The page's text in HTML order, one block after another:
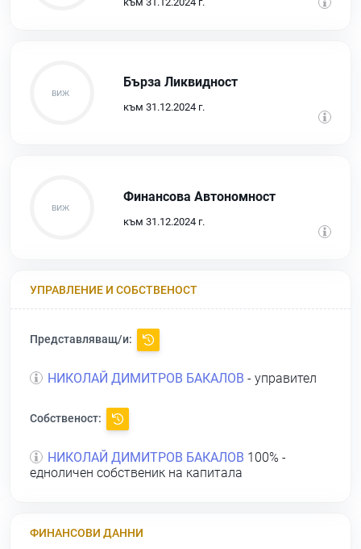
Бърза Ликвидност
към 31.12.2024 г.
Финансова Автономност
към 31.12.2024 г.
УПРАВЛЕНИЕ И СОБСТВЕНОСТ
Представляващ/и:
НИКОЛАЙ ДИМИТРОВ БАКАЛОВ - управител
Собственост:
НИКОЛАЙ ДИМИТРОВ БАКАЛОВ 100% -
едноличен собственик на капитала
ФИНАНСОВИ ДАННИ